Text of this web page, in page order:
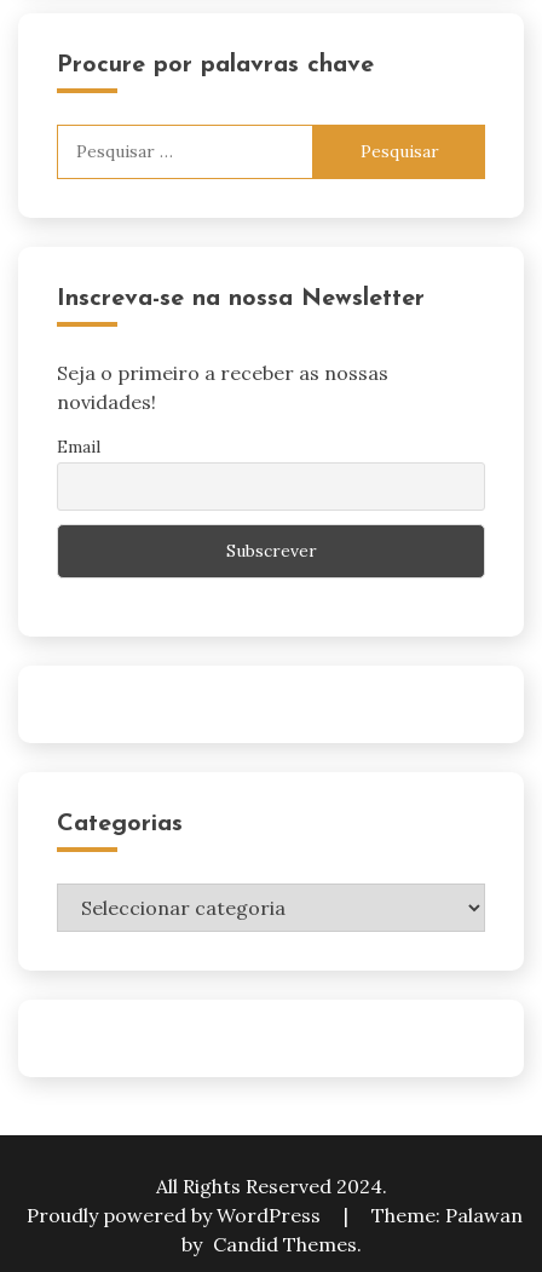
Procure por palavras chave
Inscreva-se na nossa Newsletter
Seja o primeiro a receber as nossas
novidades!
Email
Categorias
Categorias
All Rights Reserved 2024.
Proudly powered by WordPress
|
Theme: Palawan
by Candid Themes.